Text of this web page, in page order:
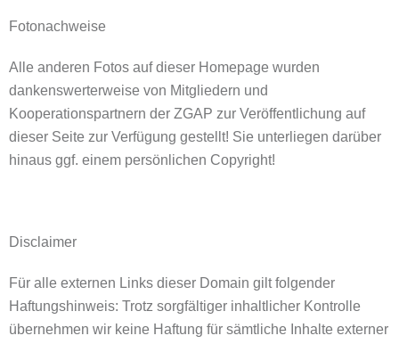
Fotonachweise
Alle anderen Fotos auf dieser Homepage wurden
dankenswerterweise von Mitgliedern und
Kooperationspartnern der ZGAP zur Veröffentlichung auf
dieser Seite zur Verfügung gestellt! Sie unterliegen darüber
hinaus ggf. einem persönlichen Copyright!
Disclaimer
Für alle externen Links dieser Domain gilt folgender
Haftungshinweis: Trotz sorgfältiger inhaltlicher Kontrolle
übernehmen wir keine Haftung für sämtliche Inhalte externer